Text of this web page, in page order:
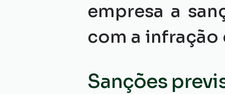
empresa a
com a
Sanções